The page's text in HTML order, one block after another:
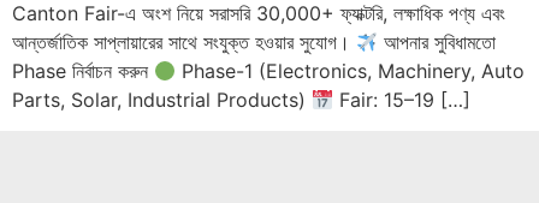
Canton Fair-এ অংশ নিয়ে সরাসরি 30,000+ ফ্যাক্টরি, লক্ষাধিক পণ্য এবং
আন্তর্জাতিক সাপ্লায়ারের সাথে সংযুক্ত হওয়ার সুযোগ।
আপনার সুবিধামতো
Phase নির্বাচন করুন
Phase-1 (Electronics, Machinery, Auto
Parts, Solar, Industrial Products)
Fair: 15–19 […]